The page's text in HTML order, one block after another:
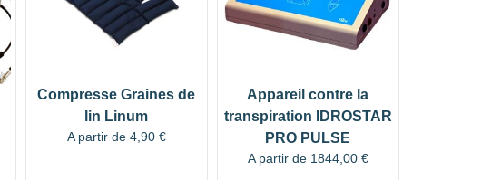
Compresse Graines de
lin Linum
A partir de 4,90 €
Appareil contre la
transpiration IDROSTAR
PRO PULSE
A partir de 1844,00 €